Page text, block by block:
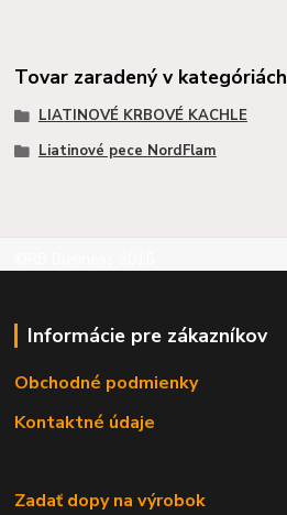
Tovar zaradený v kategóriách
LIATINOVÉ KRBOVÉ KACHLE
Liatinové pece NordFlam
Informácie pre zákazníkov
Obchodné podmienky
Kontaktné údaje
Zadať dopy na výrobok